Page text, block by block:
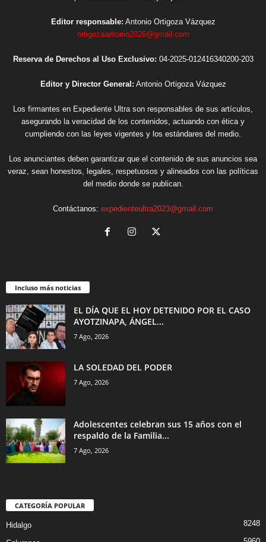
Editor responsable: Antonio Ortigoza Vázquez
ortigozaantonio2026@gmail.com
Reserva de Derechos al Uso Exclusivo: 04-2025-012416340200-203
Editor y Director General: Antonio Ortigoza Vázquez
Los firmantes en Expediente Ultra son responsables de sus artículos,
asegurando la veracidad de los contenidos, actuando con ética y
cumpliendo con las leyes vigentes y los estándares del medio.
Los anunciantes deben garantizar que el contenido de sus anuncios sea
veraz, sean honestos, legales, respetuosos y alineados con las políticas
del medio donde se publican.
Contáctanos: expedienteultra2023@gmail.com
Incluso más noticias
EL DÍA QUE EL HOY DETENIDO POR EL CASO
AYOTZINAPA, ÁNGEL...
7 Ago, 2026
LA SOLEDAD DEL PODER
7 Ago, 2026
Adolescentes celebran sus 15 años con el
respaldo de la Familia...
7 Ago, 2026
CATEGORÍA POPULAR
Hidalgo 8248